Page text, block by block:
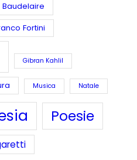
Baudelaire
Fortini
Gibran Kahlil
Musica Natale
Poesie